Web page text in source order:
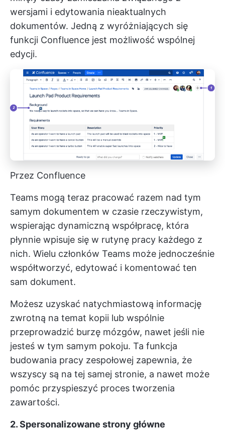
wersjami i edytowania nieaktualnych
dokumentów. Jedną z wyróżniających się
funkcji Confluence jest możliwość wspólnej
edycji.
Przez Confluence
Teams mogą teraz pracować razem nad tym
samym dokumentem w czasie rzeczywistym,
wspierając dynamiczną współpracę, która
płynnie wpisuje się w rutynę pracy każdego z
nich. Wielu członków Teams może jednocześnie
współtworzyć, edytować i komentować ten
sam dokument.
Możesz uzyskać natychmiastową informację
zwrotną na temat kopii lub wspólnie
przeprowadzić burzę mózgów, nawet jeśli nie
jesteś w tym samym pokoju. Ta funkcja
budowania pracy zespołowej zapewnia, że
wszyscy są na tej samej stronie, a nawet może
pomóc przyspieszyć proces tworzenia
zawartości.
2. Spersonalizowane strony główne